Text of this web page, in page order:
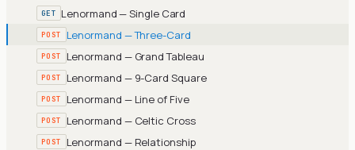
GET Lenormand — Single Card
POST Lenormand — Three-Card
POST Lenormand — Grand Tableau
POST Lenormand — 9-Card Square
POST Lenormand — Line of Five
POST Lenormand — Celtic Cross
POST Lenormand — Relationship